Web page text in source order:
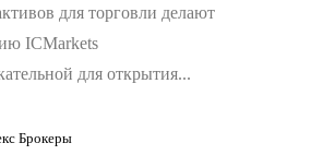
для торговли делают
ICMarkets
для открытия...
Брокеры